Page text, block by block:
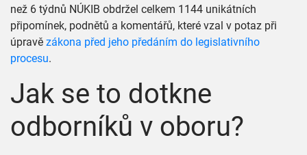
než 6 týdnů NÚKIB obdržel celkem 1144 unikátních
připomínek, podnětů a komentářů, které vzal v potaz při
úpravě zákona před jeho předáním do legislativního
procesu.
Jak se to dotkne
odborníků v oboru?